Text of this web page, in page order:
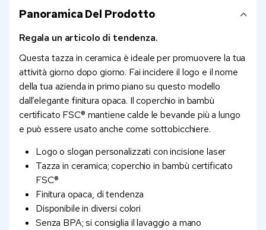
Panoramica Del Prodotto
Regala un articolo di tendenza.
Questa tazza in ceramica è ideale per promuovere la tua
attività giorno dopo giorno. Fai incidere il logo e il nome
della tua azienda in primo piano su questo modello
dall’elegante finitura opaca. Il coperchio in bambù
certificato FSC® mantiene calde le bevande più a lungo
e può essere usato anche come sottobicchiere.
Logo o slogan personalizzati con incisione laser
Tazza in ceramica; coperchio in bambù certificato
FSC®
Finitura opaca, di tendenza
Disponibile in diversi colori
Senza BPA; si consiglia il lavaggio a mano